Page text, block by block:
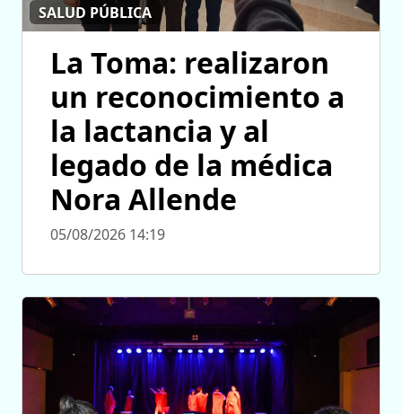
SALUD PÚBLICA
La Toma: realizaron
un reconocimiento a
la lactancia y al
legado de la médica
Nora Allende
05/08/2026 14:19